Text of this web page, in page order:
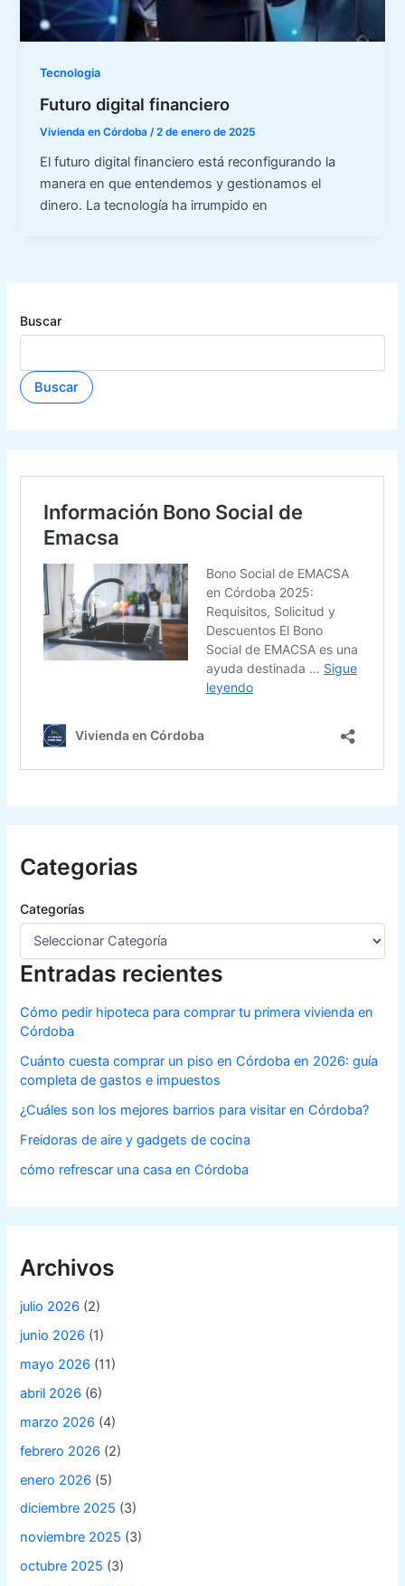
Tecnologia
Futuro digital financiero
Vivienda en Córdoba/2 de enero de 2025
El futuro digital financiero está reconfigurando la
manera en que entendemos y gestionamos el
dinero. La tecnología ha irrumpido en
Buscar
Buscar
Categorias
Categorías
Entradas recientes
Cómo pedir hipoteca para comprar tu primera vivienda en
Córdoba
Cuánto cuesta comprar un piso en Córdoba en 2026: guía
completa de gastos e impuestos
¿Cuáles son los mejores barrios para visitar en Córdoba?
Freidoras de aire y gadgets de cocina
cómo refrescar una casa en Córdoba
Archivos
julio 2026 (2)
junio 2026 (1)
mayo 2026 (11)
abril 2026 (6)
marzo 2026 (4)
febrero 2026 (2)
enero 2026 (5)
diciembre 2025 (3)
noviembre 2025 (3)
octubre 2025 (3)